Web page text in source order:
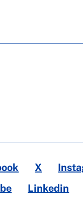
X
Linkedin